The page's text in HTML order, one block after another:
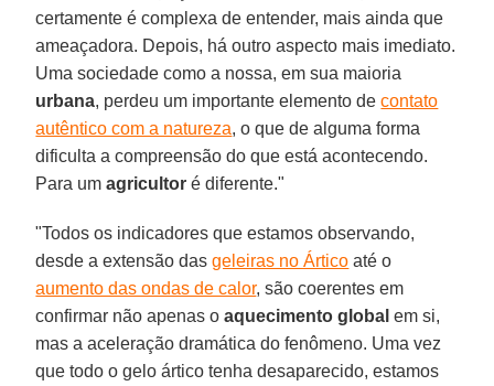
certamente é complexa de entender, mais ainda que
ameaçadora. Depois, há outro aspecto mais imediato.
Uma sociedade como a nossa, em sua maioria
urbana, perdeu um importante elemento decontato
autêntico com a natureza, o que de alguma forma
dificulta a compreensão do que está acontecendo.
Para umagricultor é diferente."
"Todos os indicadores que estamos observando,
desde a extensão dasgeleiras no Ártico até o
aumento das ondas de calor, são coerentes em
confirmar não apenas oaquecimento global em si,
mas a aceleração dramática do fenômeno. Uma vez
que todo o gelo ártico tenha desaparecido, estamos